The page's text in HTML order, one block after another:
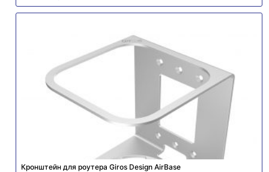
Кронштейн для роутера Giros Design AirBase